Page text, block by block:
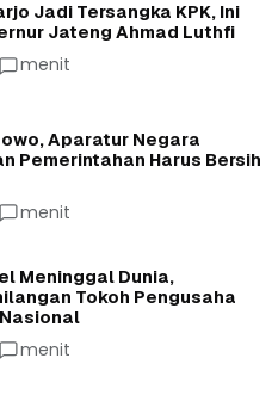
Jadi Tersangka KPK, Ini
Jateng Ahmad Luthfi
menit
Aparatur Negara
Pemerintahan Harus Bersih
menit
Meninggal Dunia,
Tokoh Pengusaha
menit